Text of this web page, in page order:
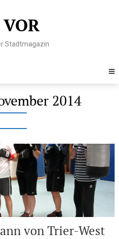
Stadtmagazin
2014
von Trier-West